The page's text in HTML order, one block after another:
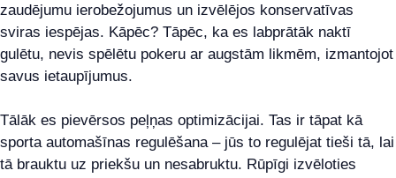
zaudējumu ierobežojumus un izvēlējos konservatīvas
sviras iespējas. Kāpēc? Tāpēc, ka es labprātāk naktī
gulētu, nevis spēlētu pokeru ar augstām likmēm, izmantojot
savus ietaupījumus.
Tālāk es pievērsos peļņas optimizācijai. Tas ir tāpat kā
sporta automašīnas regulēšana – jūs to regulējat tieši tā, lai
tā brauktu uz priekšu un nesabruktu. Rūpīgi izvēloties